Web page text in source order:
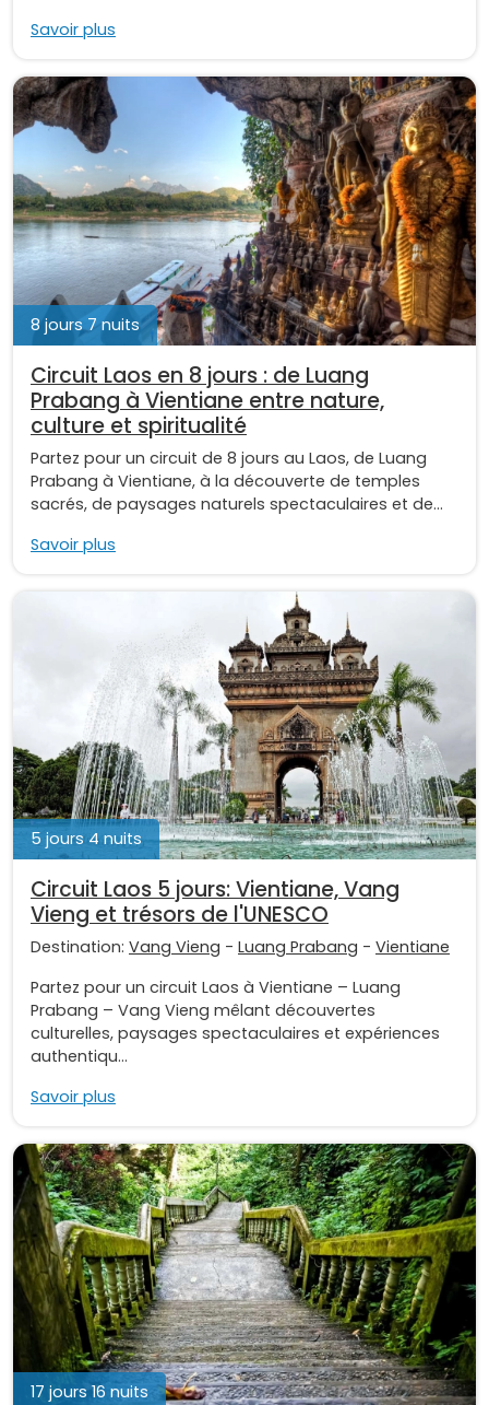
Savoir plus
8 jours 7 nuits
Circuit Laos en 8 jours : de Luang
Prabang à Vientiane entre nature,
culture et spiritualité
Partez pour un circuit de 8 jours au Laos, de Luang
Prabang à Vientiane, à la découverte de temples
sacrés, de paysages naturels spectaculaires et de...
Savoir plus
5 jours 4 nuits
Circuit Laos 5 jours: Vientiane, Vang
Vieng et trésors de l'UNESCO
Destination: Vang Vieng - Luang Prabang - Vientiane
Partez pour un circuit Laos à Vientiane – Luang
Prabang – Vang Vieng mêlant découvertes
culturelles, paysages spectaculaires et expériences
authentiqu...
Savoir plus
17 jours 16 nuits